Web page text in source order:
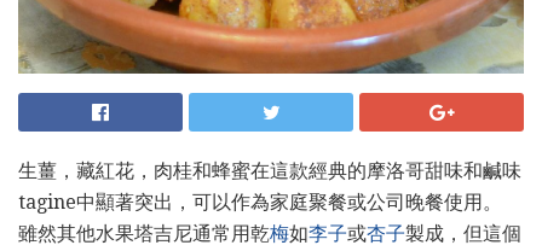
生薑，藏紅花，肉桂和蜂蜜在這款經典的摩洛哥甜味和鹹味
tagine中顯著突出，可以作為家庭聚餐或公司晚餐使用。
雖然其他水果塔吉尼通常用乾梅如李子或杏子製成，但這個